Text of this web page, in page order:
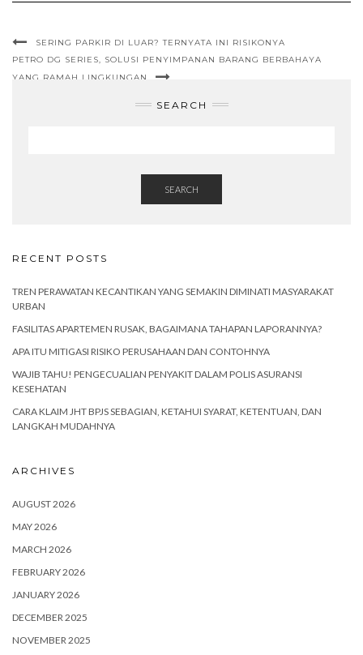
SERING PARKIR DI LUAR? TERNYATA INI RISIKONYA
PETRO DG SERIES, SOLUSI PENYIMPANAN BARANG BERBAHAYA
YANG RAMAH LINGKUNGAN
SEARCH
SEARCH
RECENT POSTS
TREN PERAWATAN KECANTIKAN YANG SEMAKIN DIMINATI MASYARAKAT
URBAN
FASILITAS APARTEMEN RUSAK, BAGAIMANA TAHAPAN LAPORANNYA?
APA ITU MITIGASI RISIKO PERUSAHAAN DAN CONTOHNYA
WAJIB TAHU! PENGECUALIAN PENYAKIT DALAM POLIS ASURANSI
KESEHATAN
CARA KLAIM JHT BPJS SEBAGIAN, KETAHUI SYARAT, KETENTUAN, DAN
LANGKAH MUDAHNYA
ARCHIVES
AUGUST 2026
MAY 2026
MARCH 2026
FEBRUARY 2026
JANUARY 2026
DECEMBER 2025
NOVEMBER 2025